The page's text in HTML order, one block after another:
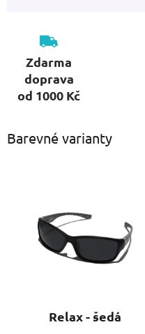
Zdarma
doprava
od 1000 Kč
Barevné varianty
Relax - šedá